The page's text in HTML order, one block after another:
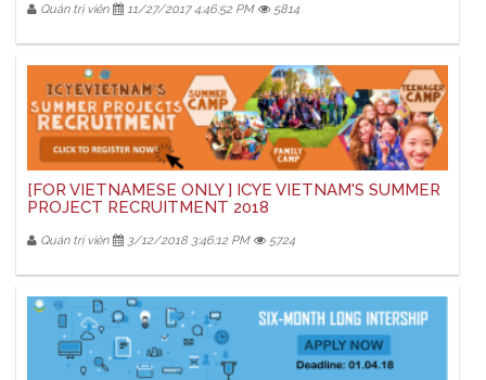
Quản trị viên 11/27/2017 4:46:52 PM 5814
[FOR VIETNAMESE ONLY ] ICYE VIETNAM'S SUMMER
PROJECT RECRUITMENT 2018
Quản trị viên 3/12/2018 3:46:12 PM 5724